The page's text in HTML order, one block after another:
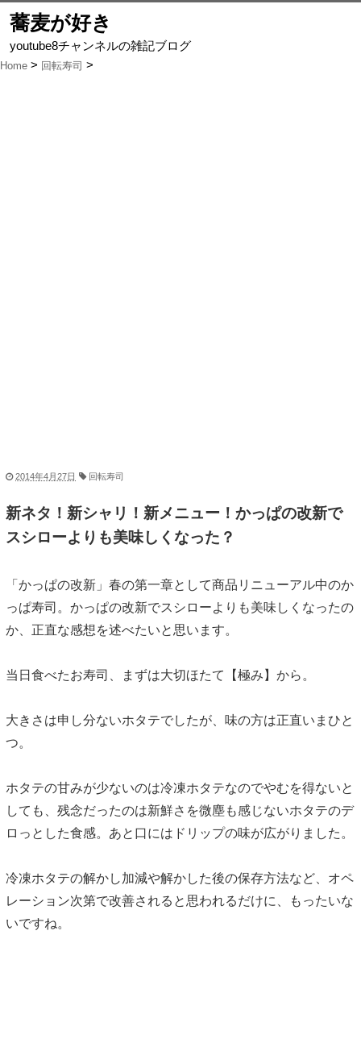
蕎麦が好き
youtube8チャンネルの雑記ブログ
Home 回転寿司
2014年4月27日 回転寿司
新ネタ！新シャリ！新メニュー！かっぱの改新で
スシローよりも美味しくなった？
「かっぱの改新」春の第一章として商品リニューアル中のか
っぱ寿司。かっぱの改新でスシローよりも美味しくなったの
か、正直な感想を述べたいと思います。
当日食べたお寿司、まずは大切ほたて【極み】から。
大きさは申し分ないホタテでしたが、味の方は正直いまひと
つ。
ホタテの甘みが少ないのは冷凍ホタテなのでやむを得ないと
しても、残念だったのは新鮮さを微塵も感じないホタテのデ
ロっとした食感。あと口にはドリップの味が広がりました。
冷凍ホタテの解かし加減や解かした後の保存方法など、オペ
レーション次第で改善されると思われるだけに、もったいな
いですね。